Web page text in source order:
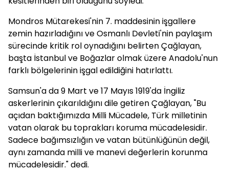
Mondros Mütarekesi'nin 7. maddesinin işgallere
zemin hazırladığını ve Osmanlı Devleti'nin paylaşım
sürecinde kritik rol oynadığını belirten Çağlayan,
başta İstanbul ve Boğazlar olmak üzere Anadolu'nun
farklı bölgelerinin işgal edildiğini hatırlattı.
Samsun'a da 9 Mart ve 17 Mayıs 1919'da İngiliz
askerlerinin çıkarıldığını dile getiren Çağlayan, "Bu
açıdan baktığımızda Milli Mücadele, Türk milletinin
vatan olarak bu toprakları koruma mücadelesidir.
Sadece bağımsızlığın ve vatan bütünlüğünün değil,
aynı zamanda milli ve manevi değerlerin korunma
mücadelesidir." dedi.